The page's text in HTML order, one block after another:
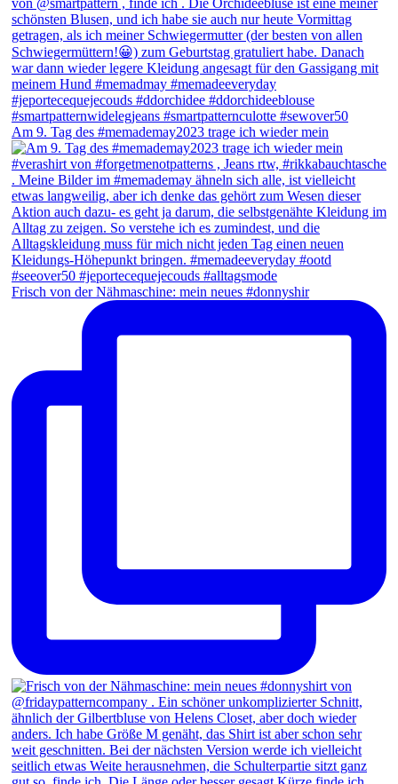
Am 9. Tag des #memademay2023 trage ich wieder mein
Frisch von der Nähmaschine: mein neues #donnyshir